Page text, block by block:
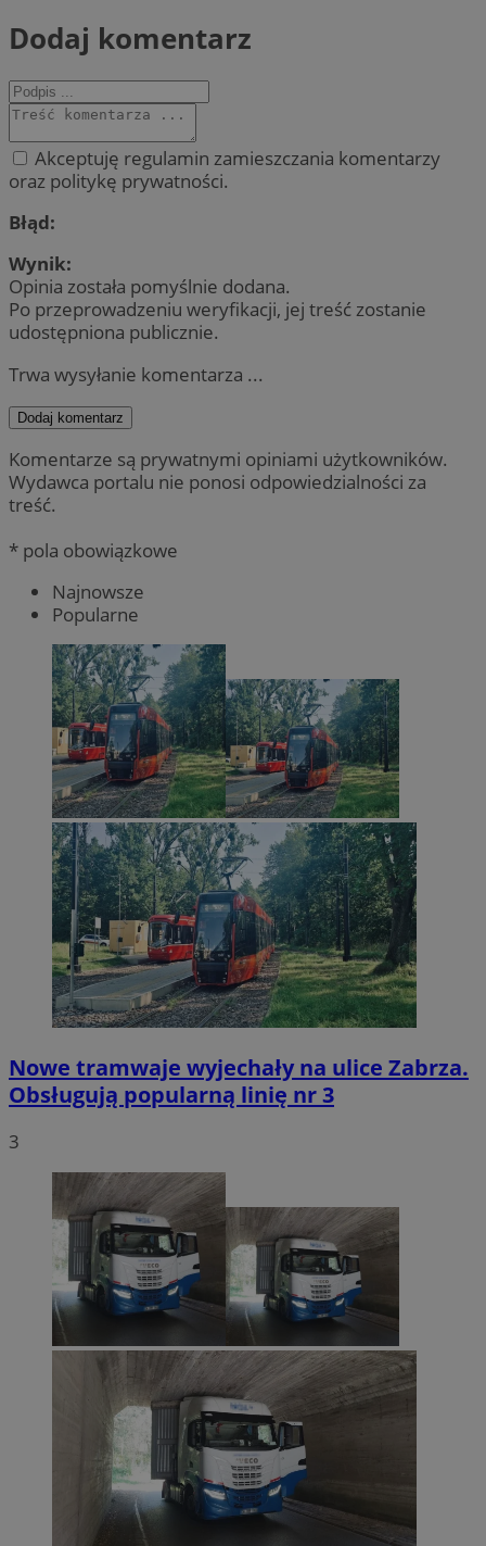
Dodaj komentarz
Akceptuję regulamin zamieszczania komentarzy
oraz politykę prywatności.
Błąd:
Wynik:
Opinia została pomyślnie dodana.
Po przeprowadzeniu weryfikacji, jej treść zostanie
udostępniona publicznie.
Trwa wysyłanie komentarza ...
Dodaj komentarz
Komentarze są prywatnymi opiniami użytkowników.
Wydawca portalu nie ponosi odpowiedzialności za
treść.
* pola obowiązkowe
Najnowsze
Popularne
Nowe tramwaje wyjechały na ulice Zabrza.
Obsługują popularną linię nr 3
3